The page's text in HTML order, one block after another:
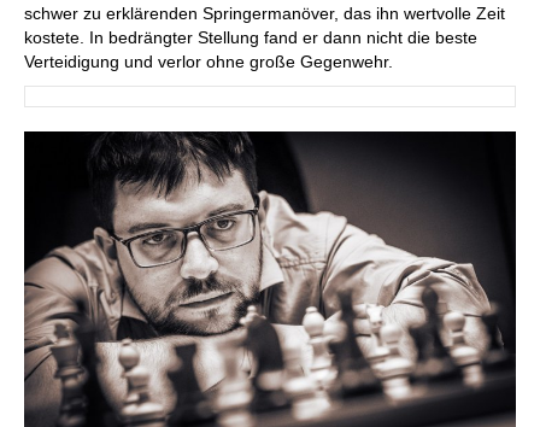
schwer zu erklärenden Springermanöver, das ihn wertvolle Zeit
kostete. In bedrängter Stellung fand er dann nicht die beste
Verteidigung und verlor ohne große Gegenwehr.